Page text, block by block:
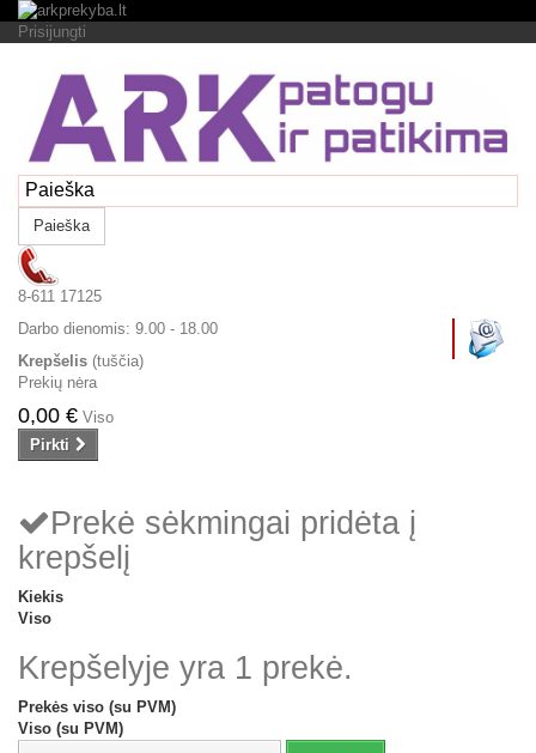
Prisijungti
Paieška
8-611 17125
Darbo dienomis: 9.00 - 18.00
Krepšelis (tuščia)
Prekių nėra
0,00 € Viso
Pirkti
Prekė sėkmingai pridėta į
krepšelį
Kiekis
Viso
Krepšelyje yra 1 prekė.
Prekės viso (su PVM)
Viso (su PVM)